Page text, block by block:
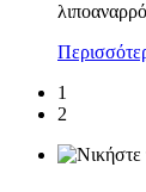
1
2